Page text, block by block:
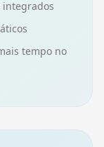
integrados
tempo no